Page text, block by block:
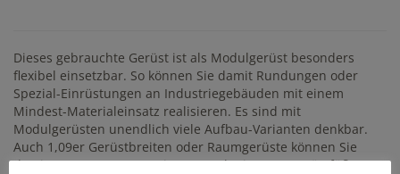
Dieses gebrauchte Gerüst ist als Modulgerüst besonders
flexibel einsetzbar. So können Sie damit Rundungen oder
Spezial-Einrüstungen an Industriegebäuden mit einem
Mindest-Materialeinsatz realisieren. Es sind mit
Modulgerüsten unendlich viele Aufbau-Varianten denkbar.
Auch 1,09er Gerüstbreiten oder Raumgerüste können Sie
damit umsetzen. Wenn Sie z.B. noch ein paar Gerüstfüße